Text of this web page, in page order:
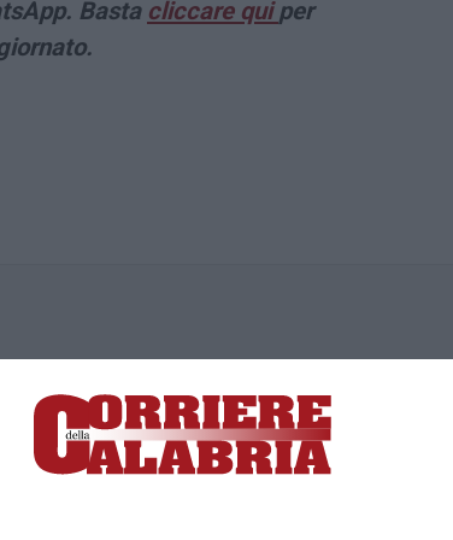
Basta cliccare quiper
(CZ)
Paola Militano |Privacy